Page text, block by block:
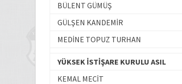
BÜLENT GÜMÜŞ
GÜLŞEN KANDEMİR
MEDİNE TOPUZ TURHAN
YÜKSEK İSTİŞARE KURULU ASIL
KEMAL MECİT